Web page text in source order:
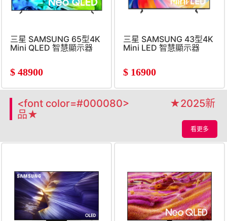
三星 SAMSUNG 65型4K
Mini QLED 智慧顯示器
$ 48900
三星 SAMSUNG 43型4K
Mini LED 智慧顯示器
$ 16900
<font color=#000080> ★2025新
品★
看更多